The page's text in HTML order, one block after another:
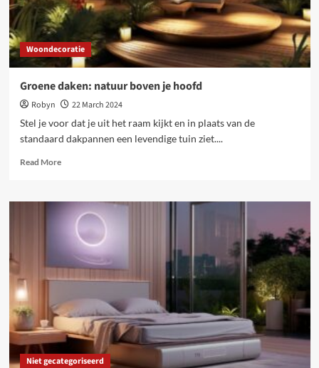
Woondecoratie
Groene daken: natuur boven je hoofd
Robyn
22 March 2024
Stel je voor dat je uit het raam kijkt en in plaats van de
standaard dakpannen een levendige tuin ziet....
Read MoreRead
Groene
daken:
boven
hoofd
Niet gecategoriseerd